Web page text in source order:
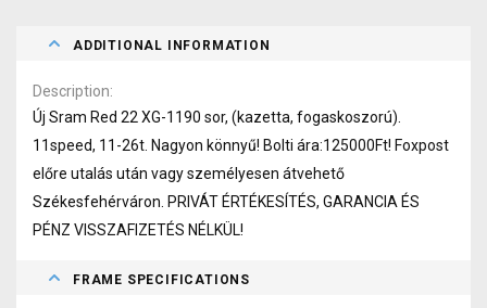
ADDITIONAL INFORMATION
Description
Új Sram Red 22 XG-1190 sor, (kazetta, fogaskoszorú).
11speed, 11-26t. Nagyon könnyű! Bolti ára:125000Ft! Foxpost
előre utalás után vagy személyesen átvehető
Székesfehérváron. PRIVÁT ÉRTÉKESÍTÉS, GARANCIA ÉS
PÉNZ VISSZAFIZETÉS NÉLKÜL!
FRAME SPECIFICATIONS